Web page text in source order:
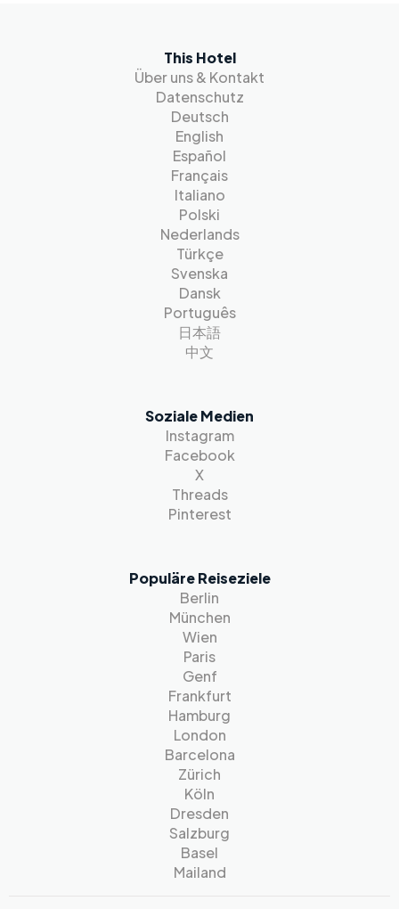
This Hotel
Über uns & Kontakt
Datenschutz
Deutsch
English
Español
Français
Italiano
Polski
Nederlands
Türkçe
Svenska
Dansk
Português
日本語
中文
Soziale Medien
Instagram
Facebook
X
Threads
Pinterest
Populäre Reiseziele
Berlin
München
Wien
Paris
Genf
Frankfurt
Hamburg
London
Barcelona
Zürich
Köln
Dresden
Salzburg
Basel
Mailand